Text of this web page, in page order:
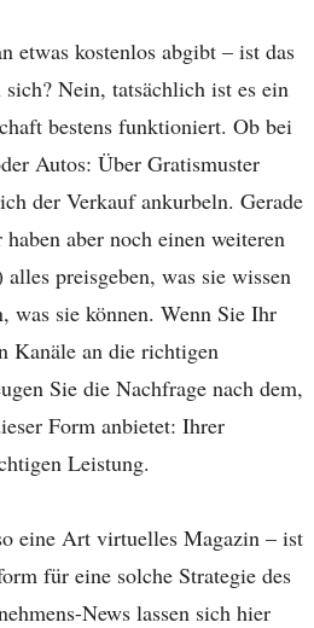
etwas kostenlos abgibt – ist das
Nein, tatsächlich ist es ein
bestens funktioniert. Ob bei
Autos: Über Gratismuster
der Verkauf ankurbeln. Gerade
aber noch einen weiteren
preisgeben, was sie wissen
was sie können. Wenn Sie Ihr
Kanäle an die richtigen
Sie die Nachfrage nach dem,
Form anbietet: Ihrer
Leistung.
eine Art virtuelles Magazin – ist
für eine solche Strategie des
News lassen sich hier